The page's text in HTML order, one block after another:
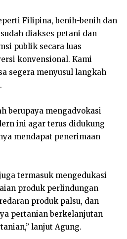
Filipina, benih-benih dan
diakses petani dan
publik secara luas
konvensional. Kami
segera menyusul langkah
berupaya mengadvokasi
ini agar terus didukung
mendapat penerimaan
termasuk mengedukasi
produk perlindungan
produk palsu, dan
pertanian berkelanjutan
lanjut Agung.